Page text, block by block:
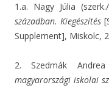
1.a. Nagy Júlia
században. Kiegészítés
Supplement], Miskolc,
2. Szedmák
magyarországi iskolai